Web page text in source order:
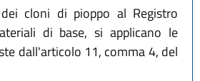
cloni di pioppo al Registro
di base, si applicano le
dall'articolo 11, comma 4, del